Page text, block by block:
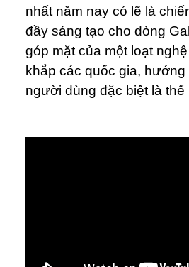
nhất năm nay có lẽ là
đầy sáng tạo cho dòng
góp mặt của một loạt
khắp các quốc gia,
người dùng đặc biệt là thế